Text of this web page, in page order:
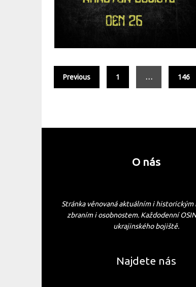
Previous 1 … 146
O nás
Stránka věnovaná aktuálním i
zbraním i osobnostem. Každodenní
ukrajinského bojiště.
Najdete nás